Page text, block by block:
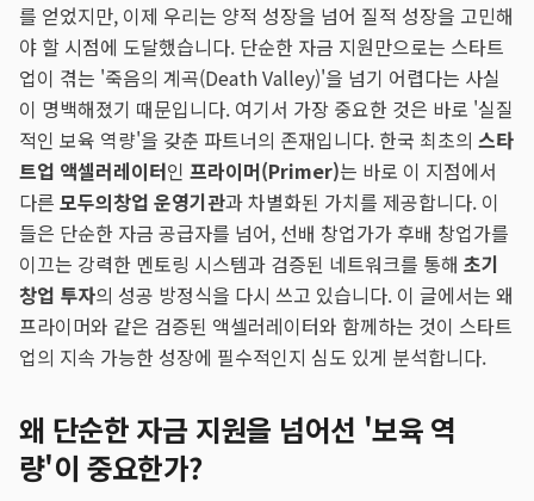
를 얻었지만, 이제 우리는 양적 성장을 넘어 질적 성장을 고민해
야 할 시점에 도달했습니다. 단순한 자금 지원만으로는 스타트
업이 겪는 '죽음의 계곡(Death Valley)'을 넘기 어렵다는 사실
이 명백해졌기 때문입니다. 여기서 가장 중요한 것은 바로 '실질
적인 보육 역량'을 갖춘 파트너의 존재입니다. 한국 최초의 스타
트업 액셀러레이터인 프라이머(Primer)는 바로 이 지점에서
다른 모두의창업 운영기관과 차별화된 가치를 제공합니다. 이
들은 단순한 자금 공급자를 넘어, 선배 창업가가 후배 창업가를
이끄는 강력한 멘토링 시스템과 검증된 네트워크를 통해 초기
창업 투자의 성공 방정식을 다시 쓰고 있습니다. 이 글에서는 왜
프라이머와 같은 검증된 액셀러레이터와 함께하는 것이 스타트
업의 지속 가능한 성장에 필수적인지 심도 있게 분석합니다.
왜 단순한 자금 지원을 넘어선 '보육 역
량'이 중요한가?